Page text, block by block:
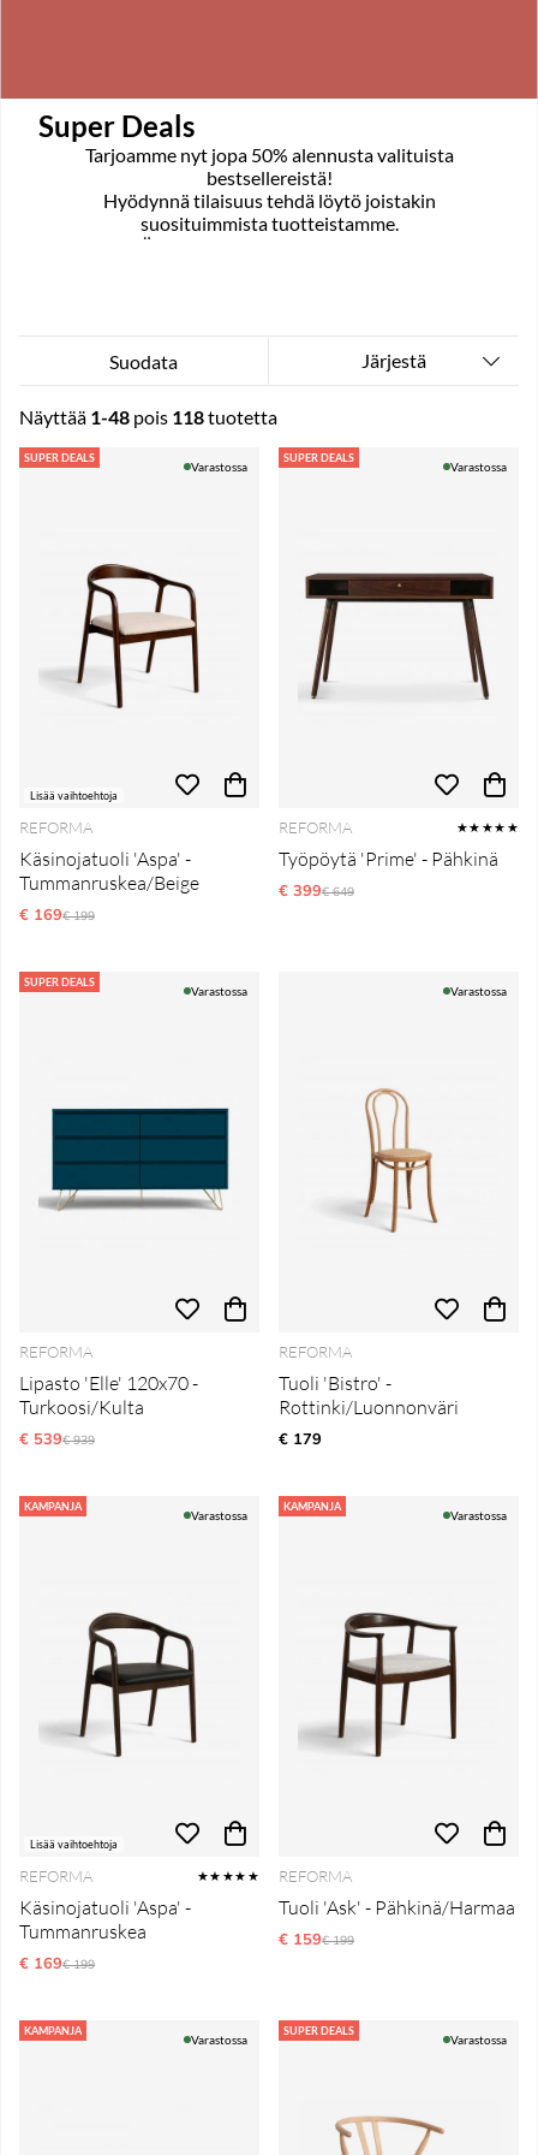
Super Deals
Tarjoamme nyt jopa 50% alennusta valituista
bestsellereistä!
Hyödynnä tilaisuus tehdä löytö joistakin
suosituimmista tuotteistamme.
Älä missaa tilaisuutta, osta nyt!
Suodata Järjestä
Näyttää 1-48 pois 118tuotetta
Tuotteet
SUPER DEALS
Lisää vaihtoehtoja
Varastossa
REFORMA
Käsinojatuoli 'Aspa' -
Tummanruskea/Beige
€ 169Normaali hinta
€ 199
SUPER DEALS
Varastossa
REFORMA ★★★★★
Työpöytä 'Prime' - Pähkinä
€ 399Normaali hinta
€ 649
SUPER DEALS
Varastossa
REFORMA
Lipasto 'Elle' 120x70 -
Turkoosi/Kulta
€ 539Normaali hinta
€ 939
Varastossa
REFORMA
Tuoli 'Bistro' -
Rottinki/Luonnonväri
€ 179
KAMPANJA
Lisää vaihtoehtoja
Varastossa
REFORMA ★★★★★
Käsinojatuoli 'Aspa' -
Tummanruskea
€ 169Normaali hinta
€ 199
KAMPANJA
Varastossa
REFORMA
Tuoli 'Ask' - Pähkinä/Harmaa
€ 159Normaali hinta
€ 199
KAMPANJA
Varastossa
SUPER DEALS
Varastossa